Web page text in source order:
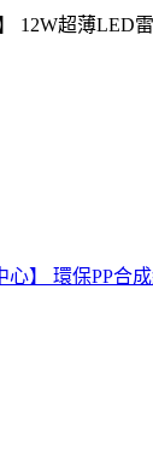
12W超薄LED
心】 環保PP合